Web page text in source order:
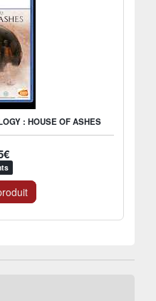
: HOUSE OF ASHES